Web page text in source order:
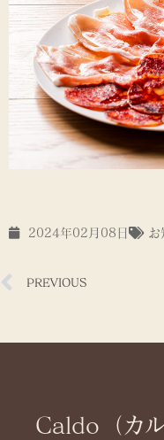
2024年02月08日 お
PREVIOUS
Caldo（カル